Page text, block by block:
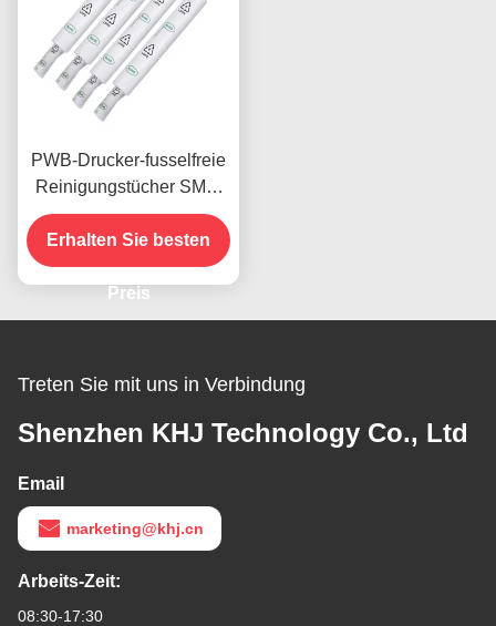
PWB-Drucker-fusselfreie
Reinigungstücher SMT-
Schablonen-
Hochwasser-Absorption
Erhalten Sie besten
Preis
Treten Sie mit uns in Verbindung
Shenzhen KHJ Technology Co., Ltd
Email
marketing@khj.cn
Arbeits-Zeit:
08:30-17:30